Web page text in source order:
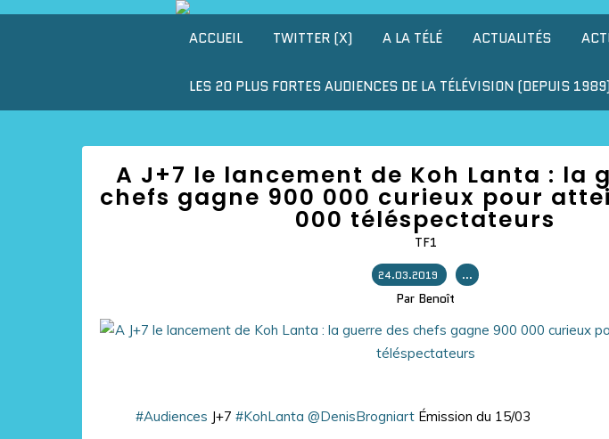
ACCUEIL TWITTER (X) A LA TÉLÉ ACTUALITÉS
LES 20 PLUS FORTES AUDIENCES DE LA TÉLÉVISION (DEPUIS
A J+7 le lancement de Koh Lanta : la
chefs gagne 900 000 curieux pour
000 téléspectateurs
TF1
24.03.2019 …
Par Benoît
#Audiences J+7 #KohLanta @DenisBrogniart Émission du 15/03